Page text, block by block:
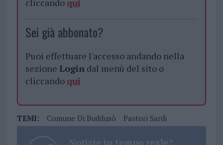
cliccando qui
Sei già abbonato?
Puoi effettuare l'accesso andando nella
sezione Logindal menù del sito o
cliccando qui
TEMI: Comune Di Buddusò Pastori Sardi
Notizie in tempo reale?